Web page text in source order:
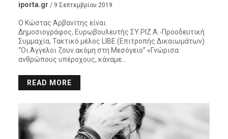
iporta.gr / 9 Σεπτεμβρίου 2019
Ο Κώστας Αρβανίτης είναι
Δημοσιογράφος, Ευρωβουλευτής ΣΥ.ΡΙΖ.Α.-Προοδευτική
Συμμαχία, Τακτικό μέλος LIBE (Επιτροπής Δικαιωμάτων)
“Οι Άγγελοι ζουν ακόμη στη Μεσόγειο” «Γνώρισα
ανθρώπους υπέροχους, κάναμε…
READ MORE